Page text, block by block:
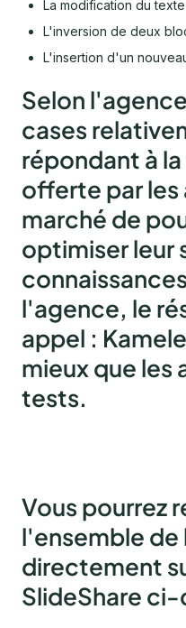
La modification du
L'inversion de deux
L'insertion d'un
Selon
cases
répondant à
offerte par les
marché de
optimiser leur
l'agence, le
appel :
mieux que les
tests.
Vous pourrez
l'ensemble
directement
SlideShare ci-